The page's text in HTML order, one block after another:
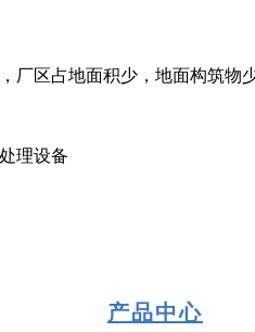
厂区占地面积少，地面构筑物少
产品中心